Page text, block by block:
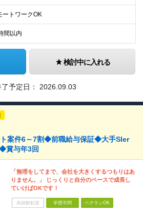
ートワークOK
間以内
検討中に入れる
予定日： 2026.09.03
案件6～7割◆前職給与保証◆大手SIer
賞与年3回
「無理をしてまで、会社を大きくするつもりはあ
りません。」 じっくりと自分のペースで成長し
ていけばOKです！
未経験歓迎 学歴不問 ベテランOK